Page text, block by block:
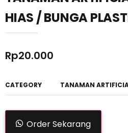
HIAS / BUNGA
Rp20.000
CATEGORY TANAMAN
Order Sekarang